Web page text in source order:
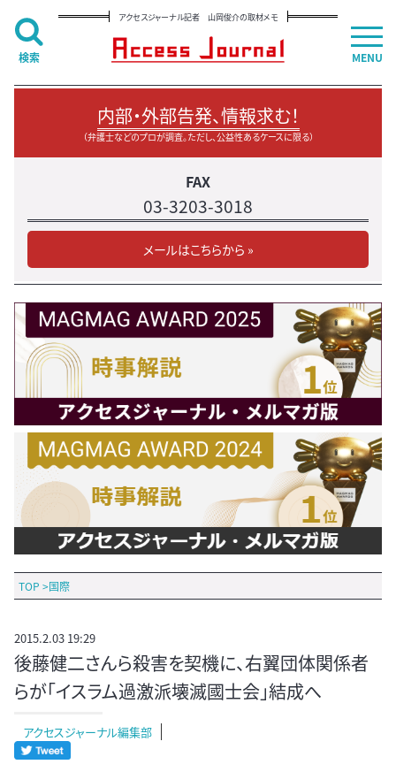
アクセスジャーナル記者 山岡俊介の取材メモ
内部・外部告発、情報求む！
（弁護士などのプロが調査。ただし、公益性あるケースに限る）
FAX
03-3203-3018
メールはこちらから »
TOP >国際
2015.2.03 19:29
後藤健二さんら殺害を契機に、右翼団体関係者
らが「イスラム過激派壊滅國士会」結成へ
アクセスジャーナル編集部
MENU
検索